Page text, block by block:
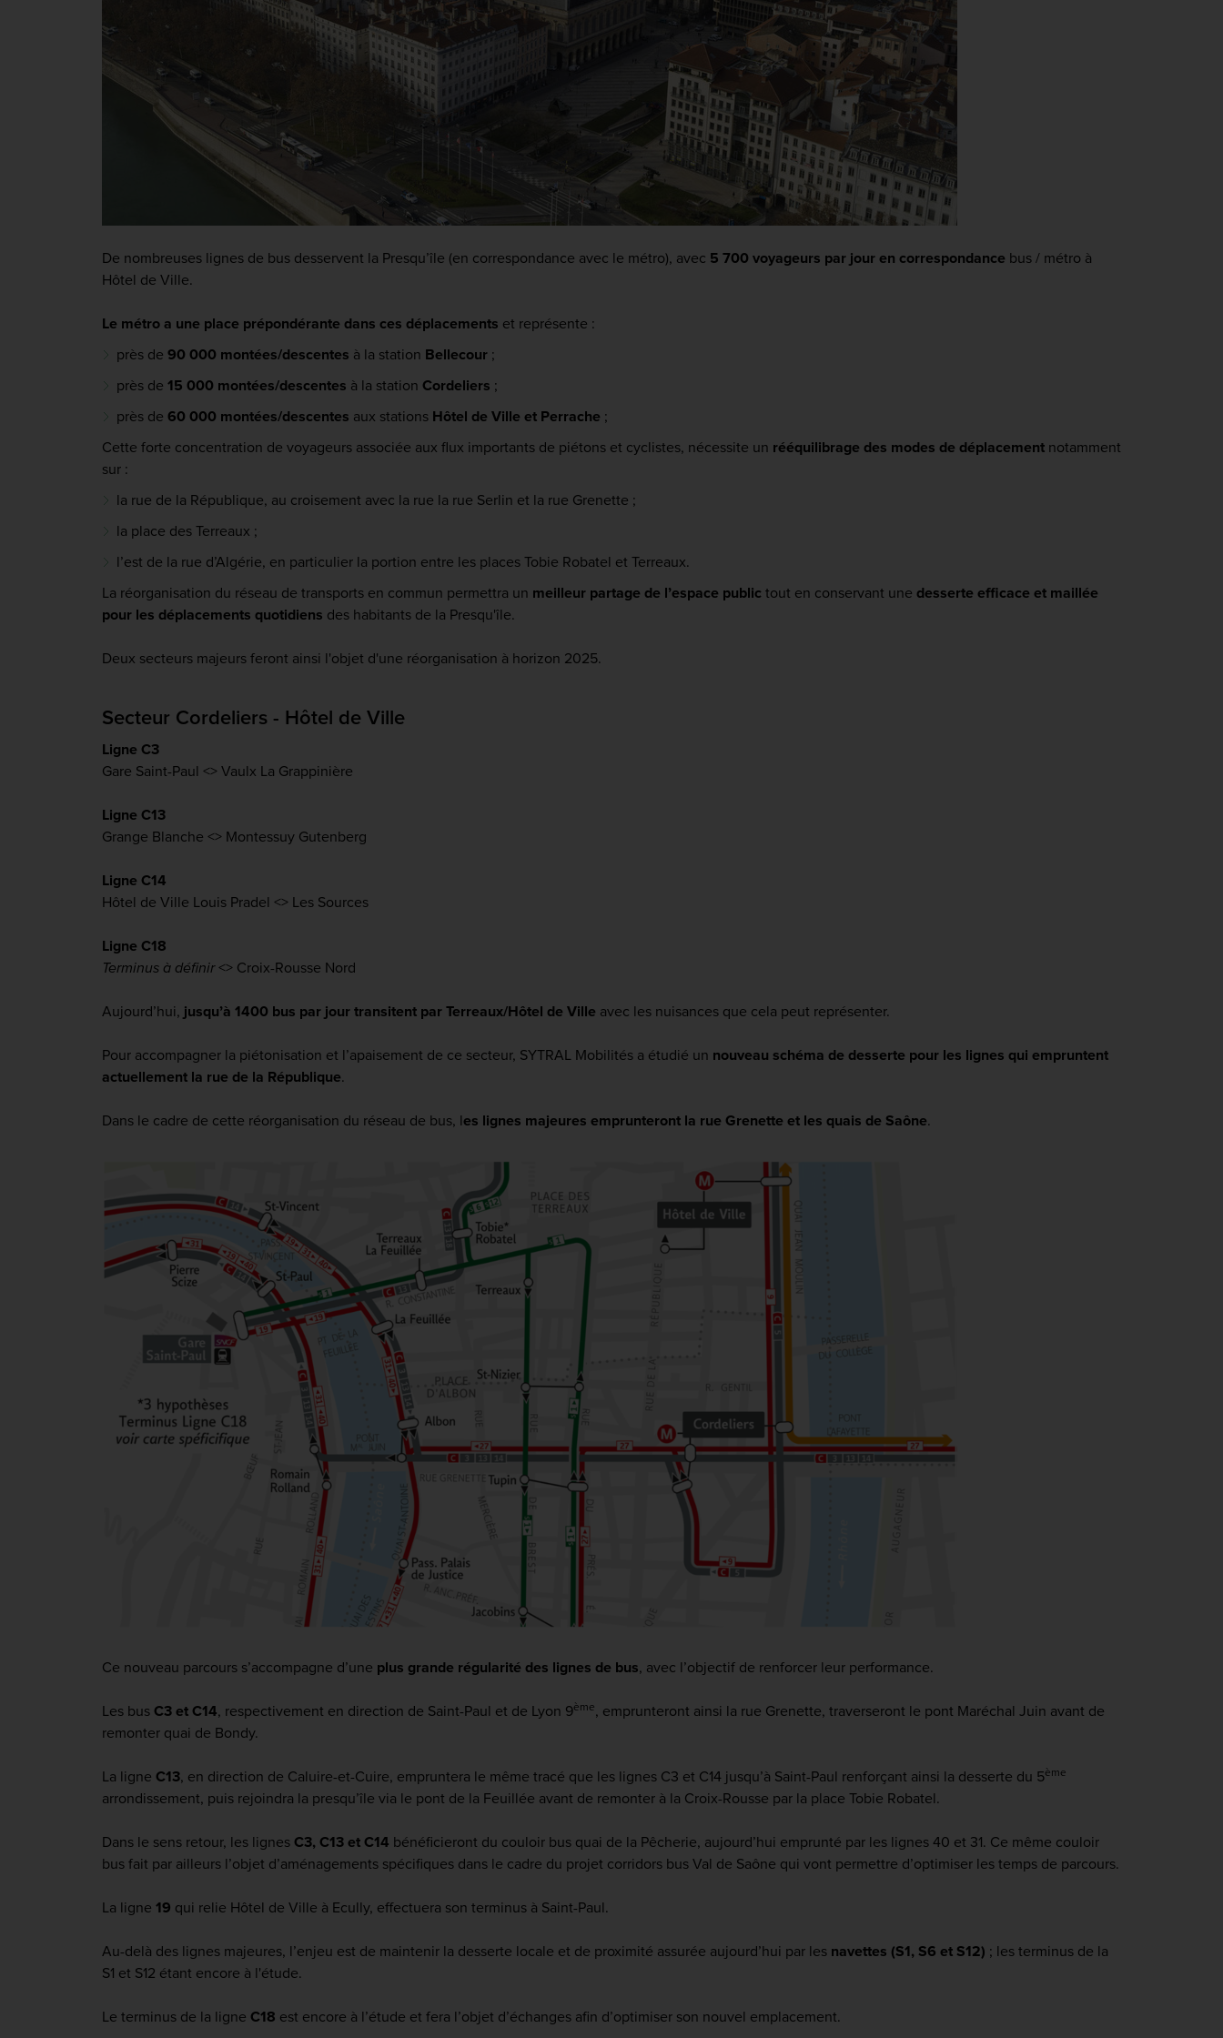
De nombreuses lignes de bus desservent la Presqu’île (en correspondance avec le métro), avec 5 700 voyageurs par jour en correspondance bus / métro à
Hôtel de Ville.
Le métro a une place prépondérante dans ces déplacements et représente :
près de 90 000 montées/descentes à la station Bellecour ;
près de 15 000 montées/descentes à la station Cordeliers ;
près de 60 000 montées/descentes aux stations Hôtel de Ville et Perrache ;
Cette forte concentration de voyageurs associée aux flux importants de piétons et cyclistes, nécessite un rééquilibrage des modes de déplacement notamment
sur :
la rue de la République, au croisement avec la rue la rue Serlin et la rue Grenette ;
la place des Terreaux ;
l’est de la rue d’Algérie, en particulier la portion entre les places Tobie Robatel et Terreaux.
La réorganisation du réseau de transports en commun permettra un meilleur partage de l’espace public tout en conservant une desserte efficace et maillée
pour les déplacements quotidiens des habitants de la Presqu'île.
Deux secteurs majeurs feront ainsi l'objet d'une réorganisation à horizon 2025.
Secteur Cordeliers - Hôtel de Ville
Ligne C3
Gare Saint-Paul <> Vaulx La Grappinière
Ligne C13
Grange Blanche <> Montessuy Gutenberg
Ligne C14
Hôtel de Ville Louis Pradel <> Les Sources
Ligne C18
Terminus à définir<> Croix-Rousse Nord
Aujourd’hui, jusqu’à 1400 bus par jour transitent par Terreaux/Hôtel de Ville avec les nuisances que cela peut représenter.
Pour accompagner la piétonisation et l’apaisement de ce secteur, SYTRAL Mobilités a étudié un nouveau schéma de desserte pour les lignes qui empruntent
actuellement la rue de la République.
Dans le cadre de cette réorganisation du réseau de bus, les lignes majeures emprunteront la rue Grenette et les quais de Saône.
Ce nouveau parcours s’accompagne d’une plus grande régularité des lignes de bus, avec l’objectif de renforcer leur performance.
Les bus C3 et C14, respectivement en direction de Saint-Paul et de Lyon 9ème, emprunteront ainsi la rue Grenette, traverseront le pont Maréchal Juin avant de
remonter quai de Bondy.
La ligne C13, en direction de Caluire-et-Cuire, empruntera le même tracé que les lignes C3 et C14 jusqu’à Saint-Paul renforçant ainsi la desserte du 5ème
arrondissement, puis rejoindra la presqu’île via le pont de la Feuillée avant de remonter à la Croix-Rousse par la place Tobie Robatel.
Dans le sens retour, les lignes C3, C13 et C14 bénéficieront du couloir bus quai de la Pêcherie, aujourd’hui emprunté par les lignes 40 et 31. Ce même couloir
bus fait par ailleurs l’objet d’aménagements spécifiques dans le cadre du projet corridors bus Val de Saône qui vont permettre d’optimiser les temps de parcours.
La ligne 19 qui relie Hôtel de Ville à Ecully, effectuera son terminus à Saint-Paul.
Au-delà des lignes majeures, l’enjeu est de maintenir la desserte locale et de proximité assurée aujourd’hui par les navettes (S1, S6 et S12) ; les terminus de la
S1 et S12 étant encore à l'étude.
Le terminus de la ligne C18 est encore à l’étude et fera l’objet d’échanges afin d’optimiser son nouvel emplacement.